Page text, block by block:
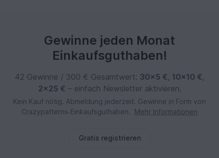
Gewinne jeden Monat
Einkaufsguthaben!
42 Gewinne / 300 € Gesamtwert: 30×5 €, 10×10 €,
2×25 € – einfach Newsletter aktivieren.
Kein Kauf nötig. Abmeldung jederzeit. Gewinne in Form von
Crazypatterns‑Einkaufsguthaben.
Mehr Informationen
Gratis registrieren